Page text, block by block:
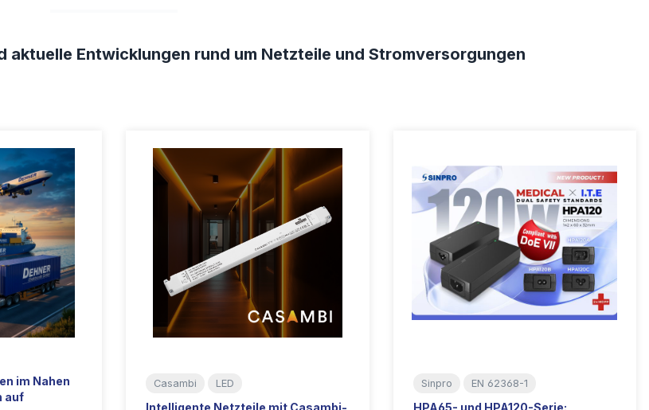
Entwicklungen rund um Netzteile und Stromversorgungen
im Nahen
auf
Casambi LED Sinpro EN 62368-1